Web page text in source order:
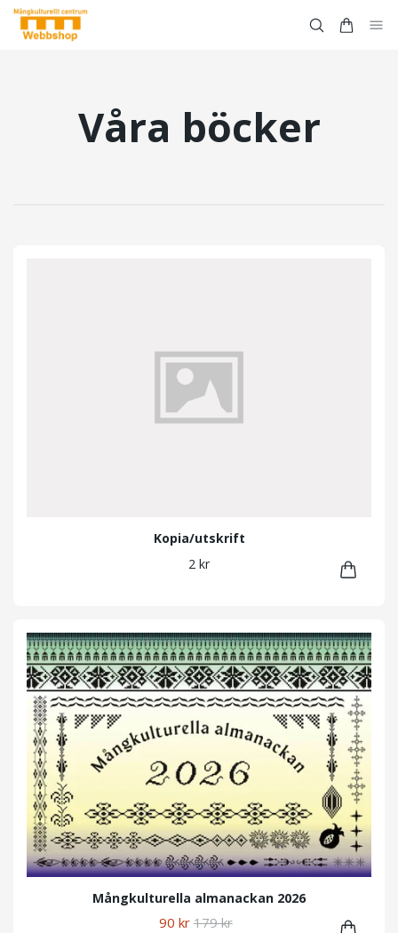
Våra böcker
Kopia/utskrift
2 kr
Mångkulturella almanackan 2026
90 kr 179 kr